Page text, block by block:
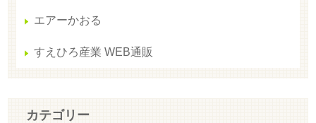
エアーかおる
すえひろ産業 WEB通販
カテゴリー